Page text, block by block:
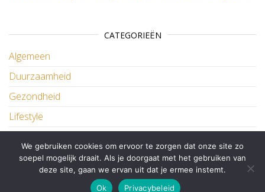
CATEGORIEËN
Algemeen
Duurzaamheid
Gezondheid
Lifestyle
Ondersteund doorWordPress|Thema:
We gebruiken cookies om ervoor te zorgen dat onze site zo
soepel mogelijk draait. Als je doorgaat met het gebruiken van
deze site, gaan we ervan uit dat je ermee instemt.
Ok
Privacybeleid